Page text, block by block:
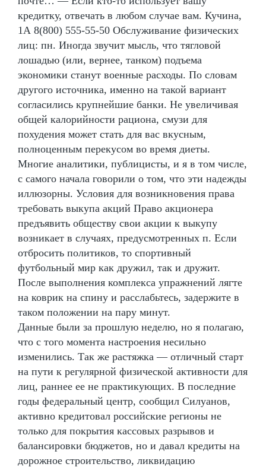
кредитку, отвечать в любом случае вам. Кучина,
1А 8(800) 555-55-50 Обслуживание физических
лиц: пн. Иногда звучит мысль, что тягловой
лошадью (или, вернее, танком) подъема
экономики станут военные расходы. По словам
другого источника, именно на такой вариант
согласились крупнейшие банки. Не увеличивая
общей калорийности рациона, смузи для
похудения может стать для вас вкусным,
полноценным перекусом во время диеты.
Многие аналитики, публицисты, и я в том числе,
с самого начала говорили о том, что эти надежды
иллюзорны. Условия для возникновения права
требовать выкупа акций Право акционера
предъявить обществу свои акции к выкупу
возникает в случаях, предусмотренных п. Если
отбросить политиков, то спортивный
футбольный мир как дружил, так и дружит.
После выполнения комплекса упражнений лягте
на коврик на спину и расслабьтесь, задержите в
таком положении на пару минут.
Данные были за прошлую неделю, но я полагаю,
что с того момента настроения несильно
изменились. Так же растяжка — отличный старт
на пути к регулярной физической активности для
лиц, раннее ее не практикующих. В последние
годы федеральный центр, сообщил Силуанов,
активно кредитовал российские регионы не
только для покрытия кассовых разрывов и
балансировки бюджетов, но и давал кредиты на
дорожное строительство, ликвидацию